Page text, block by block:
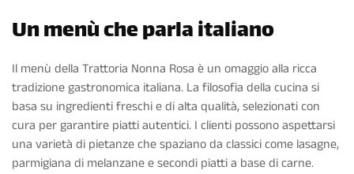
Un menù che parla italiano
Il menù della Trattoria Nonna Rosa è un omaggio alla ricca
tradizione gastronomica italiana. La filosofia della cucina si
basa su ingredienti freschi e di alta qualità, selezionati con
cura per garantire piatti autentici. I clienti possono aspettarsi
una varietà di pietanze che spaziano da classici come lasagne,
parmigiana di melanzane e secondi piatti a base di carne.